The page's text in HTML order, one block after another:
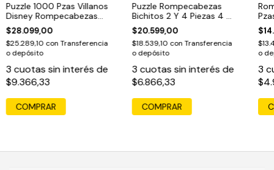
Puzzle 1000 Pzas Villanos
Disney Rompecabezas
Personajes Edu
$28.099,00
$25.289,10 con Transferencia
o depósito
3 cuotas sin interés de
$9.366,33
Puzzle Rompecabezas
Bichitos 2 Y 4 Piezas 4 En
1 Ruibal Edu
$20.599,00
$18.539,10 con Transferencia
o depósito
3 cuotas sin interés de
$6.866,33
o
3